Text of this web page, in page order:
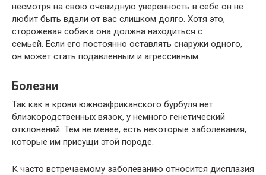
несмотря на свою очевидную уверенность в себе он не
любит быть вдали от вас слишком долго. Хотя это,
сторожевая собака она должна находиться с
семьей. Если его постоянно оставлять снаружи одного,
он может стать подавленным и агрессивным.
Болезни
Так как в крови южноафриканского бурбуля нет
близкородственных вязок, у немного генетический
отклонений. Тем не менее, есть некоторые заболевания,
которые им присущи этой породе.
К часто встречаемому заболеванию относится дисплазия